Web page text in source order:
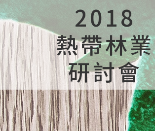
2018
熱帶林業
研討會